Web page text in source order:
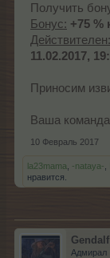
Получить
Бонус: +75 %
Действителен:
11.02.2017,
Приносим
Ваша
10 Февраль 2017
la23mama -nataya-
нравится.
Gendalf
Адмирал